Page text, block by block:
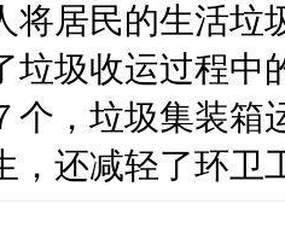
将居民的生活
垃圾收运过程中
个，垃圾集装箱
，还减轻了环卫